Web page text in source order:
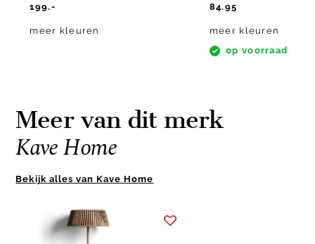
199.-
meer kleuren
84.95
meer kleuren
op voorraad
Meer van dit merk
Kave Home
Bekijk alles van Kave Home